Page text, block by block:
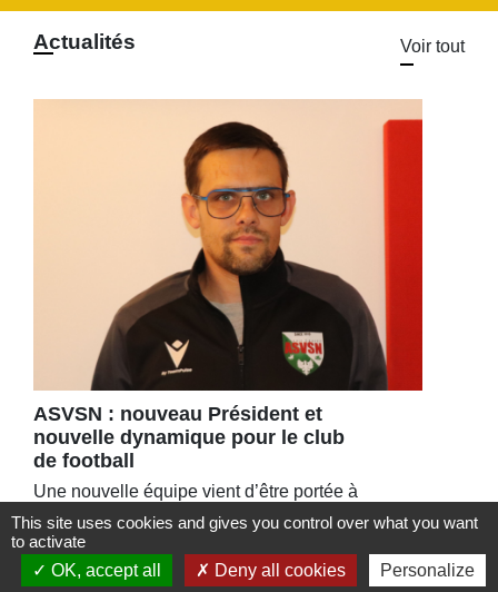
Actualités Voir tout
ASVSN : nouveau Président et
nouvelle dynamique pour le club
de football
Une nouvelle équipe vient d’être portée à
la tête de l’ASVSN avec le
renouvellement du bureau à 95%.
This site uses cookies and gives you control over what you want
to activate
OK, accept all
Deny all cookies Personalize